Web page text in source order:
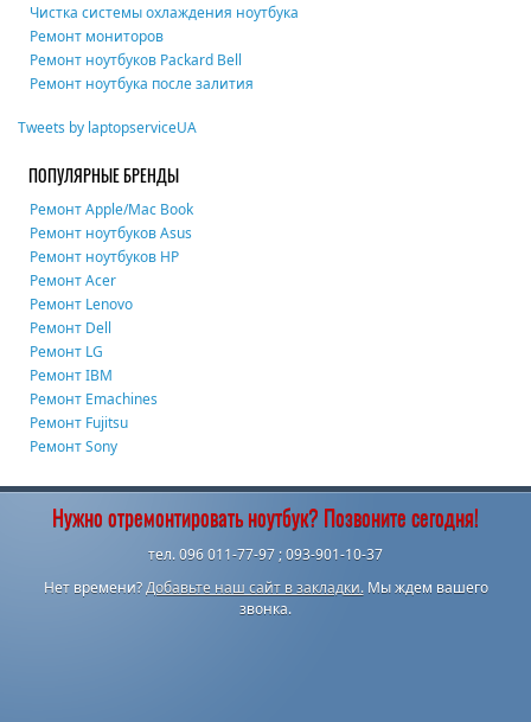
Чистка системы охлаждения ноутбука
Ремонт мониторов
Ремонт ноутбуков Packard Bell
Ремонт ноутбука после залития
Tweets by laptopserviceUA
ПОПУЛЯРНЫЕ БРЕНДЫ
Ремонт Apple/Mac Book
Ремонт ноутбуков Asus
Ремонт ноутбуков HP
Ремонт Acer
Ремонт Lenovo
Ремонт Dell
Ремонт LG
Ремонт IBM
Ремонт Emachines
Ремонт Fujitsu
Ремонт Sony
Нужно отремонтировать ноутбук? Позвоните сегодня!
тел. 096 011-77-97 ; 093-901-10-37
Нет времени?Добавьте наш сайт в закладки.Мы ждем вашего
звонка.